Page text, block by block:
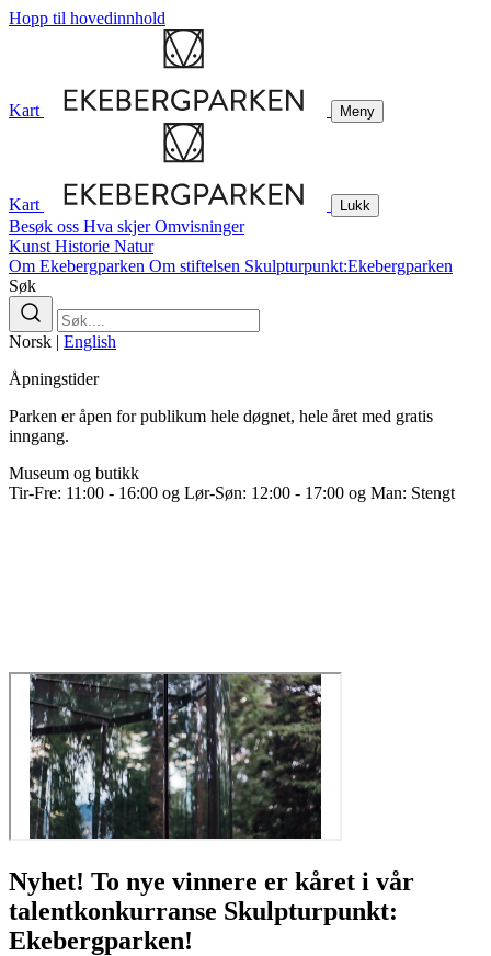
Hopp til hovedinnhold
Kart Meny
Kart Lukk
Besøk oss Hva skjerOmvisninger
Kunst Historie Natur
Om Ekebergparken Om stiftelsen Skulpturpunkt:Ekebergparken
Søk
Norsk | English
Åpningstider
Parken er åpen for publikum hele døgnet, hele året med gratis
inngang.
Museum og butikk
Tir-Fre: 11:00 - 16:00 og Lør-Søn: 12:00 - 17:00 og Man: Stengt
Nyhet! To nye vinnere er kåret i vår
talentkonkurranse Skulpturpunkt:
Ekebergparken!